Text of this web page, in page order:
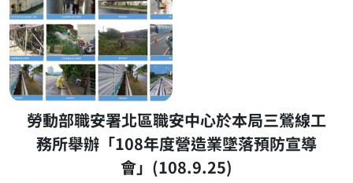
勞動部職安署北區職安中心於本局三鶯線工
務所舉辦「108年度營造業墜落預防宣導
會」(108.9.25)